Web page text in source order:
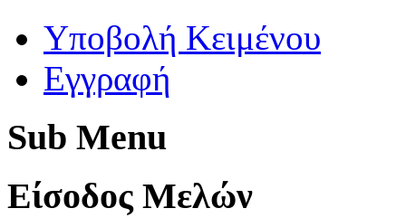
Yποβολή Κειμένου
Εγγραφή
Sub Menu
Eίσοδος Μελών